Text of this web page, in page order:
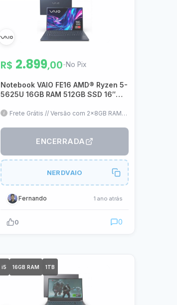
R$ 2.899,00- No Pix
Notebook VAIO FE16 AMD® Ryzen 5-
5625U 16GB RAM 512GB SSD 16″
Grafite – VJFE69F11X-B0711H
Frete Grátis // Versão com 2x8GB RAM //
mantendo a garantia) // Teclado ABNT2
ENCERRADA
NERDVAIO
Fernando 1 ano atrás
0 0
i5 16GB RAM 1TB